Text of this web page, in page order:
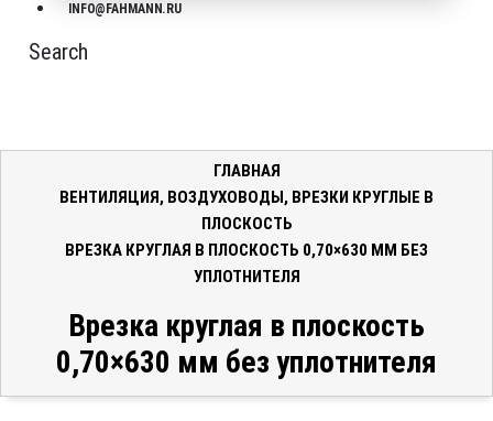
INFO@FAHMANN.RU
Search
ГЛАВНАЯ
ВЕНТИЛЯЦИЯ, ВОЗДУХОВОДЫ, ВРЕЗКИ КРУГЛЫЕ В
ПЛОСКОСТЬ
ВРЕЗКА КРУГЛАЯ В ПЛОСКОСТЬ 0,70×630 ММ БЕЗ
УПЛОТНИТЕЛЯ
Врезка круглая в плоскость
0,70×630 мм без уплотнителя